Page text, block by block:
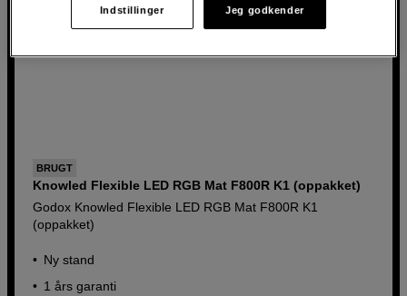
BRUGT
Knowled Flexible LED RGB Mat F800R K1 (oppakket)
Godox Knowled Flexible LED RGB Mat F800R K1
(oppakket)
Ny stand
1 års garanti
Indstillinger Jeg godkender